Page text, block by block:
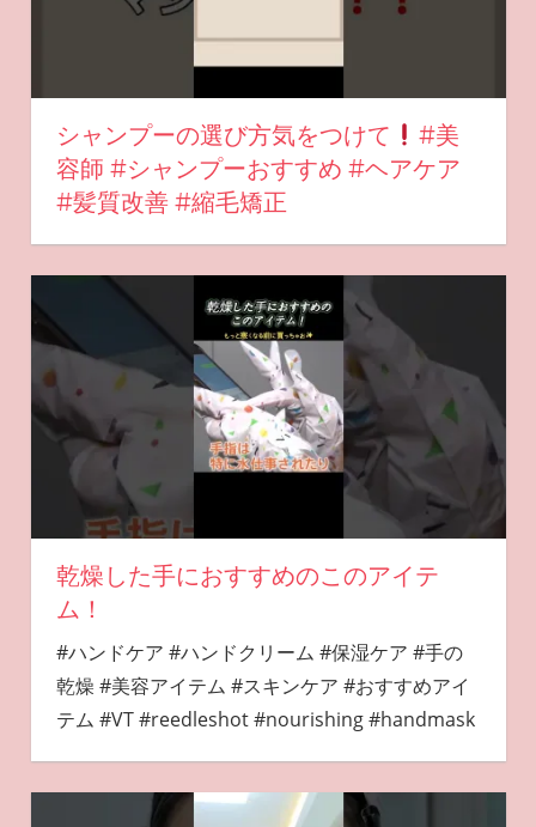
シャンプーの選び方気をつけて
#美
容師 #シャンプーおすすめ #ヘアケア
#髪質改善 #縮毛矯正
乾燥した手におすすめのこのアイテ
ム！
#ハンドケア #ハンドクリーム #保湿ケア #手の
乾燥 #美容アイテム #スキンケア #おすすめアイ
テム #VT #reedleshot #nourishing #handmask